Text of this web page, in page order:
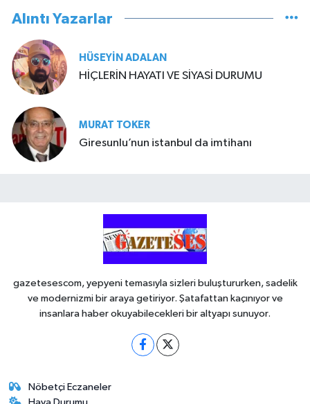
Alıntı Yazarlar
HÜSEYIN ADALAN
HİÇLERİN HAYATI VE SİYASİ DURUMU
MURAT TOKER
Giresunlu’nun istanbul da imtihanı
gazetesescom, yepyeni temasıyla sizleri buluştururken, sadelik
ve modernizmi bir araya getiriyor. Şatafattan kaçınıyor ve
insanlara haber okuyabilecekleri bir altyapı sunuyor.
Nöbetçi Eczaneler
Hava Durumu